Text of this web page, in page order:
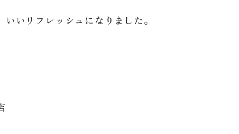
いリフレッシュになりました。